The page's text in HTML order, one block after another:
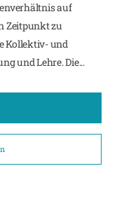
auf
Zeitpunkt zu
Kollektiv- und
und Lehre. Die...